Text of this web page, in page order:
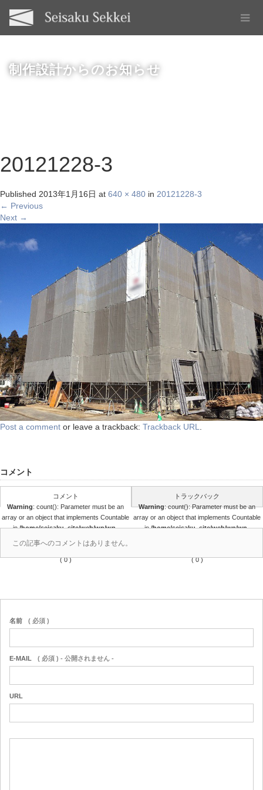
制作設計からのお知らせ
20121228-3
Published 2013年1月16日 at 640 × 480 in 20121228-3
← Previous
Next →
Post a comment or leave a trackback: Trackback URL
コメント
コメント
Warning: count(): Parameter must be an
array or an object that implements Countable
in/home/seisaku_site/web/wp/wp-
content/themes/seisaku/comments.php
36
( 0 )
トラックバック
Warning: count(): Parameter must be an
array or an object that implements Countable
in/home/seisaku_site/web/wp/wp-
( 0 )
この記事へのコメントはありません。
名前 ( 必須 )
E-MAIL ( 必須 ) - 公開されません -
URL